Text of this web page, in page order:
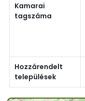
Kamarai
tagszáma
Hozzárendelt
települések